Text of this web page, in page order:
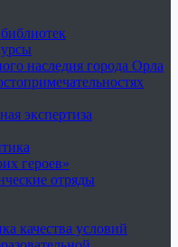
наследия города Орла
экспертиза
героев»
отряды
качества условий